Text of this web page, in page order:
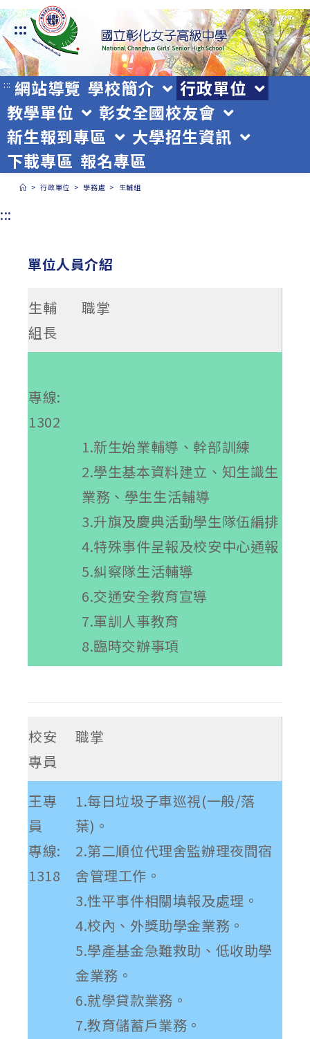
跳
轉
至
主
要
內
容
:::
::: 網站導覽 學校簡介
行政單位
教學單位
彰女全國校友會
新生報到專區
大學招生資訊
下載專區 報名專區
> 行政單位 > 學務處 > 生輔組
:::
單位人員介紹
生輔
組長
職掌
專線:
1302
1.新生始業輔導、幹部訓練
2.學生基本資料建立、知生識生
業務、學生生活輔導
3.升旗及慶典活動學生隊伍編排
4.特殊事件呈報及校安中心通報
5.糾察隊生活輔導
6.交通安全教育宣導
7.軍訓人事教育
8.臨時交辦事項
校安
專員
職掌
王專
員
專線:
1318
1.每日垃圾子車巡視(一般/落
葉)。
2.第二順位代理舍監辦理夜間宿
舍管理工作。
3.性平事件相關填報及處理。
4.校內、外獎助學金業務。
5.學產基金急難救助、低收助學
金業務。
6.就學貸款業務。
7.教育儲蓄戶業務。